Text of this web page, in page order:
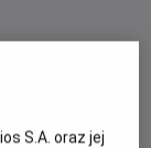
S.A. oraz jej